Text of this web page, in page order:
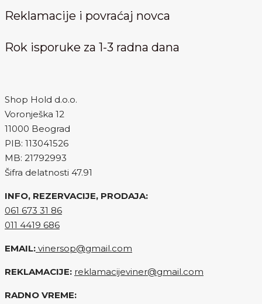
Reklamacije i povraćaj novca
Rok isporuke za 1-3 radna dana
Shop Hold d.o.o.
Voronješka 12
11000 Beograd
PIB: 113041526
MB: 21792993
Šifra delatnosti 47.91
INFO, REZERVACIJE, PRODAJA:
061 673 31 86
011 4419 686
EMAIL: vinersop@gmail.com
REKLAMACIJE: reklamacijeviner@gmail.com
RADNO VREME: